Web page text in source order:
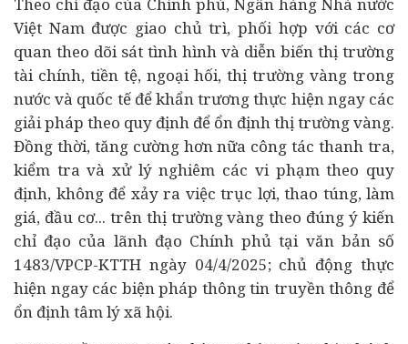
Việt Nam được giao chủ trì, phối hợp với các cơ
quan theo dõi sát tình hình và diễn biến thị trường
tài chính, tiền tệ, ngoại hối, thị trường vàng trong
nước và quốc tế để khẩn trương thực hiện ngay các
giải pháp theo quy định để ổn định thị trường vàng.
Đồng thời, tăng cường hơn nữa công tác thanh tra,
kiểm tra và xử lý nghiêm các vi phạm theo quy
định, không để xảy ra việc trục lợi, thao túng, làm
giá, đầu cơ... trên thị trường vàng theo đúng ý kiến
chỉ đạo của lãnh đạo Chính phủ tại văn bản số
1483/VPCP-KTTH ngày 04/4/2025; chủ động thực
hiện ngay các biện pháp thông tin truyền thông để
ổn định tâm lý xã hội.